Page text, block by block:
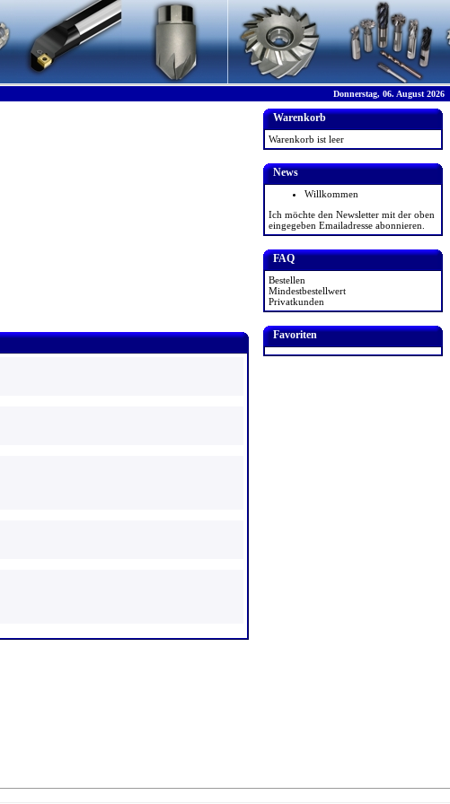
Donnerstag, 06. August 2026
Warenkorb
Warenkorb ist leer
News
Willkommen
Ich möchte den Newsletter mit der oben
eingegeben Emailadresse abonnieren.
FAQ
Bestellen
Mindestbestellwert
Privatkunden
Favoriten